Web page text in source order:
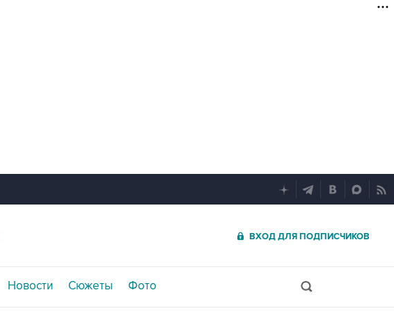
ВХОД ДЛЯ ПОДПИСЧИКОВ
Новости Сюжеты Фото